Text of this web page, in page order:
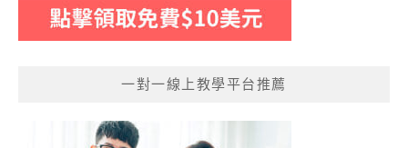
一對一線上教學平台推薦